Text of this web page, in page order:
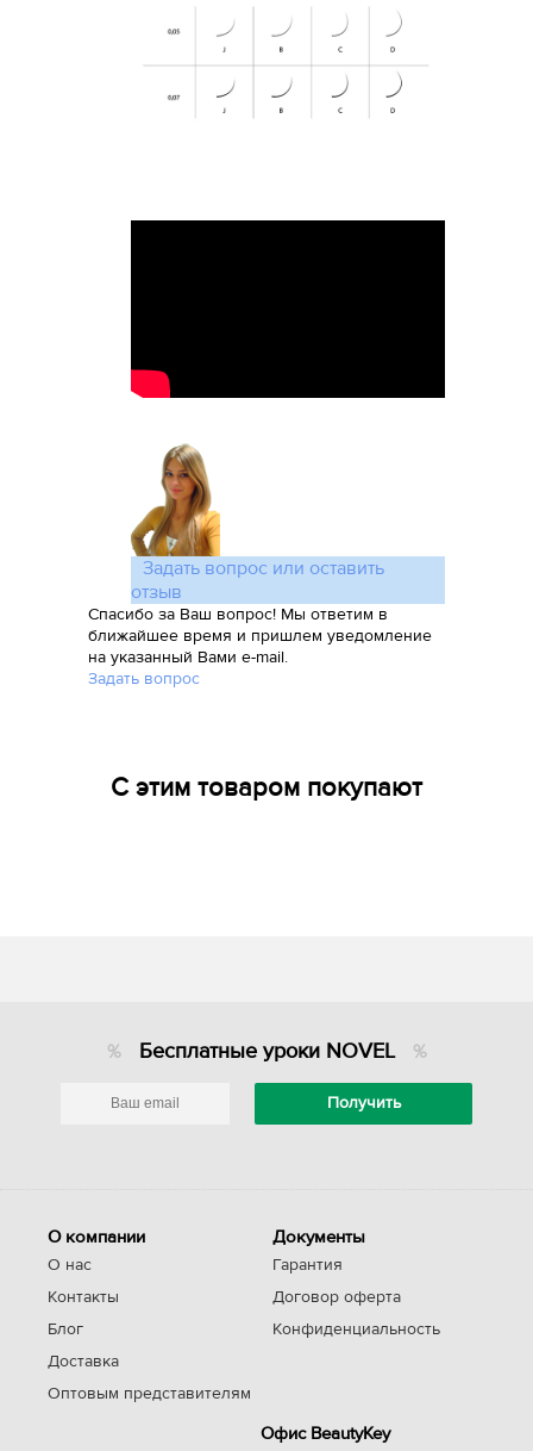
Задать вопрос или оставить
отзыв
Спасибо за Ваш вопрос! Мы ответим в
ближайшее время и пришлем уведомление
на указанный Вами e-mail.
Задать вопрос
С этим товаром покупают
Бесплатные уроки NOVEL
О компании
О нас
Контакты
Блог
Доставка
Оптовым представителям
Документы
Гарантия
Договор оферта
Конфиденциальность
Офис BeautyKey